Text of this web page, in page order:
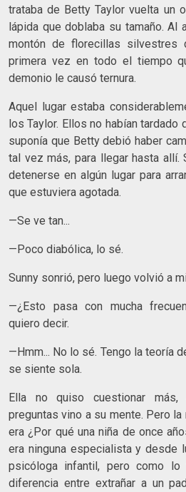
trataba de Betty Taylor vuelta un
lápida que doblaba su tamaño. Al
montón de florecillas
primera vez en todo el tiempo
demonio le causó ternura.
Aquel lugar estaba
los Taylor. Ellos no habían tardado
suponía que Betty debió haber
tal vez más, para llegar hasta allí.
detenerse en algún lugar para
que estuviera agotada.
—Se ve tan...
—Poco diabólica, lo sé.
Sunny sonrió, pero luego volvió a
—¿Esto pasa con mucha
quiero decir.
—Hmm... No lo sé. Tengo la teoría
se siente sola.
Ella no quiso cuestionar más,
preguntas vino a su mente. Pero
era ¿Por qué una niña de once
era ninguna especialista y desde
psicóloga infantil, pero como lo
diferencia entre extrañar a un